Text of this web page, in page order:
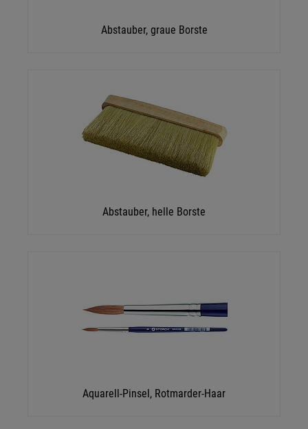
Abstauber, graue Borste
Abstauber, helle Borste
Aquarell-Pinsel, Rotmarder-Haar